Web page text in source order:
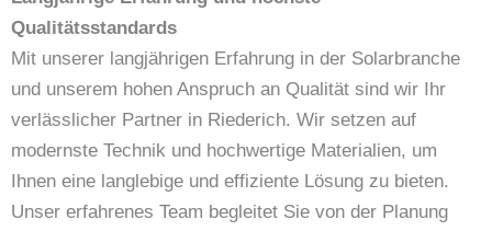
Qualitätsstandards
Mit unserer langjährigen Erfahrung in der Solarbranche
und unserem hohen Anspruch an Qualität sind wir Ihr
verlässlicher Partner in Riederich. Wir setzen auf
modernste Technik und hochwertige Materialien, um
Ihnen eine langlebige und effiziente Lösung zu bieten.
Unser erfahrenes Team begleitet Sie von der Planung